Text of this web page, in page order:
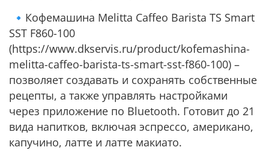
🔹Кофемашина Melitta Caffeo Barista TS Smart
SST F860-100
(https://www.dkservis.ru/product/kofemashina-
melitta-caffeo-barista-ts-smart-sst-f860-100) –
позволяет создавать и сохранять собственные
рецепты, а также управлять настройками
через приложение по Bluetooth. Готовит до 21
вида напитков, включая эспрессо, американо,
капучино, латте и латте макиато.